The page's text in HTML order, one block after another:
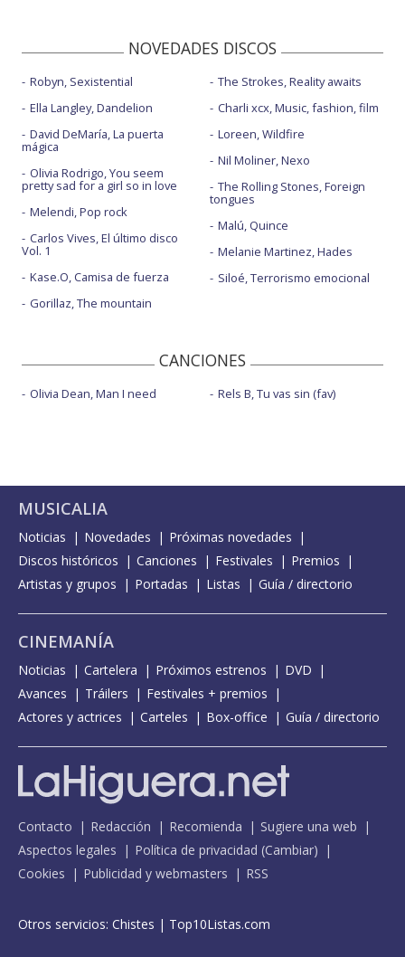
NOVEDADES DISCOS
Robyn, Sexistential
Ella Langley, Dandelion
David DeMaría, La puerta
mágica
Olivia Rodrigo, You seem
pretty sad for a girl so in love
Melendi, Pop rock
Carlos Vives, El último disco
Vol. 1
Kase.O, Camisa de fuerza
Gorillaz, The mountain
The Strokes, Reality awaits
Charli xcx, Music, fashion, film
Loreen, Wildfire
Nil Moliner, Nexo
The Rolling Stones, Foreign
tongues
Malú, Quince
Melanie Martinez, Hades
Siloé, Terrorismo emocional
CANCIONES
Olivia Dean, Man I need Rels B, Tu vas sin (fav)
MUSICALIA
Noticias Novedades
Próximas novedades
Discos históricos
Canciones Festivales
Premios
Artistas y grupos
Portadas Listas Guía / directorio
CINEMANÍA
Noticias Cartelera Próximos estrenos
DVD
Avances
Tráilers
Festivales + premios
Actores y actrices
Carteles Box-office Guía / directorio
Contacto Redacción Recomienda
Sugiere una web
Aspectos legales
Política de privacidad (Cambiar)
Cookies
Publicidad y webmasters RSS
Otros servicios: Chistes | Top10Listas.com